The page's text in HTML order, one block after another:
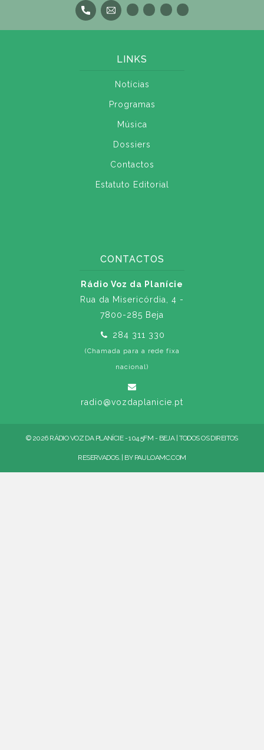
LINKS
Notícias
Programas
Música
Dossiers
Contactos
Estatuto Editorial
CONTACTOS
Rádio Voz da Planície
Rua da Misericórdia, 4 -
7800-285 Beja
284 311 330
(Chamada para a rede fixa
nacional)
radio@vozdaplanicie.pt
© 2026 RÁDIO VOZ DA PLANÍCIE - 104.5FM - BEJA | TODOS OS DIREITOS
RESERVADOS. | BY PAULOAMC.COM